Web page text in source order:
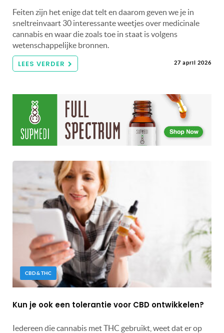
Feiten zijn het enige dat telt en daarom geven we je in
sneltreinvaart 30 interessante weetjes over medicinale
cannabis en waar die zoals toe in staat is volgens
wetenschappelijke bronnen.
LEES VERDER 27 april 2026
CBD & THC
Kun je ook een tolerantie voor CBD ontwikkelen?
Iedereen die cannabis met THC gebruikt, weet dat er op